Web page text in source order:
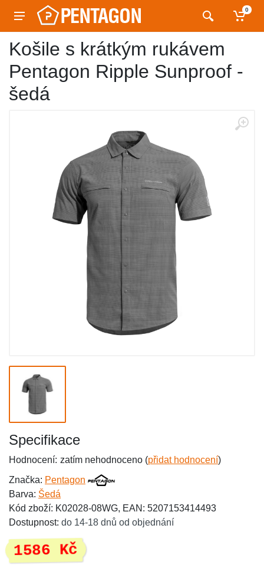
0
Košile s krátkým rukávem
Pentagon Ripple Sunproof -
šedá
Specifikace
Hodnocení: zatím nehodnoceno (přidat hodnocení)
Značka: Pentagon
Barva: Šedá
Kód zboží: K02028-08WG, EAN: 5207153414493
Dostupnost: do 14-18 dnů od objednání
1586 Kč